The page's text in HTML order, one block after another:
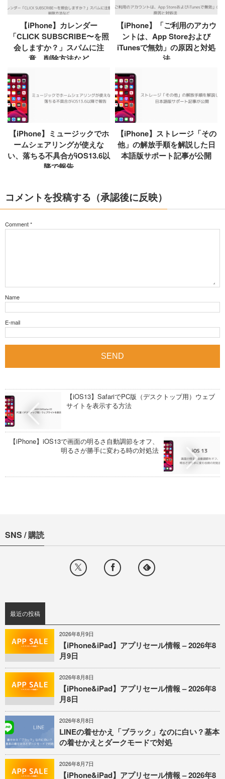
【iPhone】カレンダー
「CLICK SUBSCRIBE〜を照
会しますか？」スパムに注
意、削除方法など
【iPhone】「ご利用のアカウ
ントは、App Storeおよび
iTunesで無効」の原因と対処
法
【iPhone】ミュージックでホ
ームシェアリングが使えな
い、落ちる不具合がiOS13.6以
降で報告
【iPhone】ストレージ「その
他」の解放手順を解説した日
本語版サポート記事が公開
コメントを投稿する（承認後に反映）
Comment*
Name
E-mail
【iOS13】SafariでPC版（デスクトップ用）ウェブ
サイトを表示する方法
【iPhone】iOS13で画面の明るさ自動調節をオフ、
明るさが勝手に変わる時の対処法
SNS / 購読
最近の投稿
2026年8月9日
【iPhone&iPad】アプリセール情報 – 2026年8
月9日
2026年8月8日
【iPhone&iPad】アプリセール情報 – 2026年8
月8日
2026年8月8日
LINEの着せかえ「ブラック」なのに白い？基本
の着せかえとダークモードで対処
2026年8月7日
【iPhone&iPad】アプリセール情報 – 2026年8